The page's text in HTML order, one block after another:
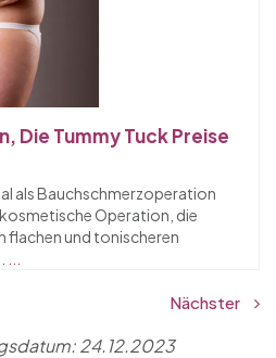
Die Tummy Tuck Preise
als Bauchschmerzoperation
Operation, die
flachen und tonischeren
Nächster
24.12.2023